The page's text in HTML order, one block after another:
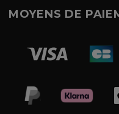
MOYENS DE